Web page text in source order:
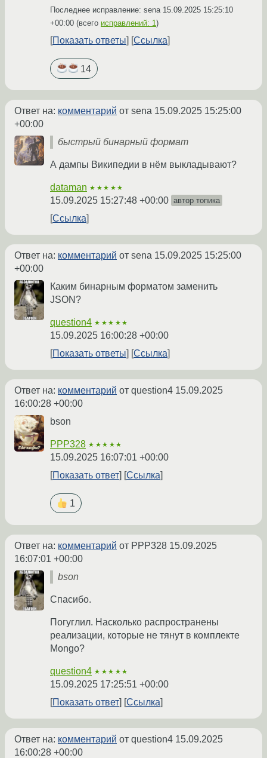
Последнее исправление: sena 15.09.2025 15:25:10
+00:00 (всего исправлений: 1)
Показать ответы Ссылка
14
Ответ на: комментарий от sena 15.09.2025 15:25:00
+00:00
быстрый бинарный формат
А дампы Википедии в нём выкладывают?
dataman ★★★★★
15.09.2025 15:27:48 +00:00 автор топика
Ссылка
Ответ на: комментарий от sena 15.09.2025 15:25:00
+00:00
Каким бинарным форматом заменить
JSON?
question4 ★★★★★
15.09.2025 16:00:28 +00:00
Показать ответы
Ссылка
Ответ на: комментарий от question4 15.09.2025
16:00:28 +00:00
bson
PPP328 ★★★★★
15.09.2025 16:07:01 +00:00
Показать ответ
Ссылка
1
Ответ на: комментарий от PPP328 15.09.2025
16:07:01 +00:00
bson
Спасибо.
Погуглил. Насколько распространены
реализации, которые не тянут в комплекте
Mongo?
question4 ★★★★★
15.09.2025 17:25:51 +00:00
Показать ответ
Ссылка
Ответ на: комментарий от question4 15.09.2025
16:00:28 +00:00